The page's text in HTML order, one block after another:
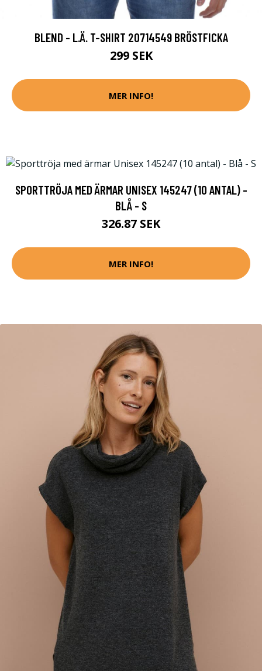
BLEND - L.Ä. T-SHIRT 20714549 BRÖSTFICKA
299 SEK
MER INFO!
SPORTTRÖJA MED ÄRMAR UNISEX 145247 (10 ANTAL) -
BLÅ - S
326.87 SEK
MER INFO!